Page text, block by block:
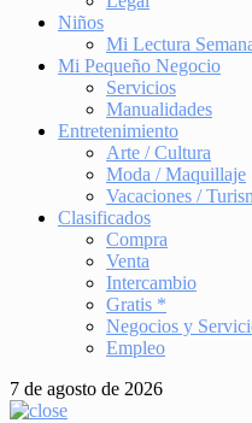
Niños
Mi Lectura
Mi Pequeño Negocio
Servicios
Manualidades
Entretenimiento
Arte / Cultura
Moda / Maquillaje
Vacaciones /
Clasificados
Compra
Venta
Intercambio
Gratis *
Negocios y
Empleo
7 de agosto de 2026